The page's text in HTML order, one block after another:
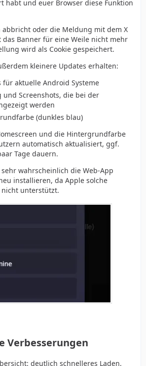
habt und euer Browser diese Funktion
oder die Meldung mit dem X
das Banner für eine Weile nicht mehr
wird als Cookie gespeichert.
kleinere Updates erhalten:
für aktuelle Android Systeme
und Screenshots, die bei der
werden
(dunkles blau)
und die Hintergrundfarbe
automatisch aktualisiert, ggf.
Tage dauern.
wahrscheinlich die Web-App
installieren, da Apple solche
unterstützt.
Verbesserungen
deutlich schnelleres Laden,